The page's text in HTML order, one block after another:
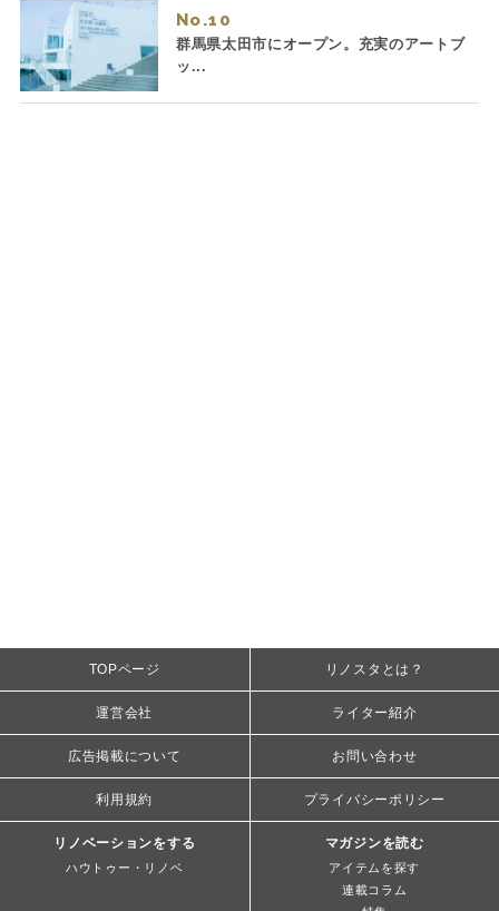
No.
群馬県太田市にオープン。充実のアートブ
ッ...
TOPページ リノスタとは？
運営会社 ライター紹介
広告掲載について お問い合わせ
利用規約 プライバシーポリシー
リノベーションをする
ハウトゥー・リノベ
マガジンを読む
アイテムを探す
連載コラム